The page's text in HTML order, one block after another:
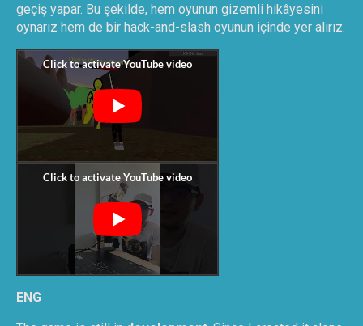
geçiş yapar. Bu şekilde, hem oyunun gizemli hikâyesini
oynarız hem de bir hack-and-slash oyunun içinde yer alırız.
ENG